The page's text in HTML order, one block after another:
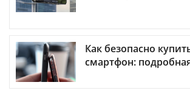
Как безопасно
смартфон: